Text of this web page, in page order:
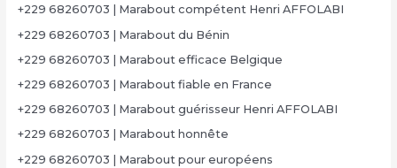
+229 68260703 | Marabout compétent Henri AFFOLABI
+229 68260703 | Marabout du Bénin
+229 68260703 | Marabout efficace Belgique
+229 68260703 | Marabout fiable en France
+229 68260703 | Marabout guérisseur Henri AFFOLABI
+229 68260703 | Marabout honnête
+229 68260703 | Marabout pour européens